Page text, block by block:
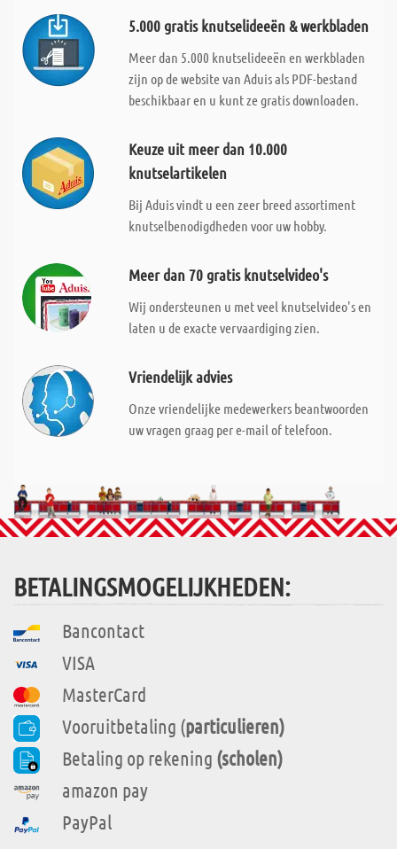
5.000 gratis knutselideeën & werkbladen
Meer dan 5.000 knutselideeën en werkbladen
zijn op de website van Aduis als PDF-bestand
beschikbaar en u kunt ze gratis downloaden.
Keuze uit meer dan 10.000
knutselartikelen
Bij Aduis vindt u een zeer breed assortiment
knutselbenodigdheden voor uw hobby.
Meer dan 70 gratis knutselvideo's
Wij ondersteunen u met veel knutselvideo's en
laten u de exacte vervaardiging zien.
Vriendelijk advies
Onze vriendelijke medewerkers beantwoorden
uw vragen graag per e-mail of telefoon.
BETALINGSMOGELIJKHEDEN:
Bancontact
VISA
MasterCard
Vooruitbetaling (particulieren)
Betaling op rekening (scholen)
amazon pay
PayPal